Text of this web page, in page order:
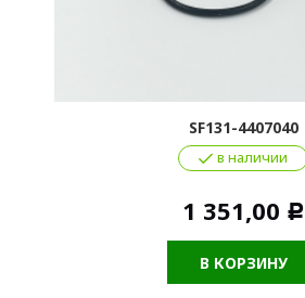
SF131-4407040
в наличии
1 351,00 Р
В КОРЗИНУ